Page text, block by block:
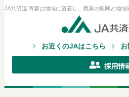
JA共済連 青森は地域に密着し、農業の振興と地域
お近くのJAはこちら
採用情